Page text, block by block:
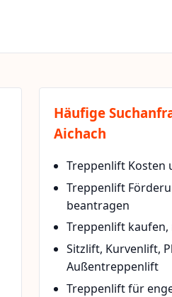
Häufige
Aichach
Treppenlift Kosten
Treppenlift
beantragen
Treppenlift
Sitzlift, Kurvenlift,
Außentreppenlift
Treppenlift für